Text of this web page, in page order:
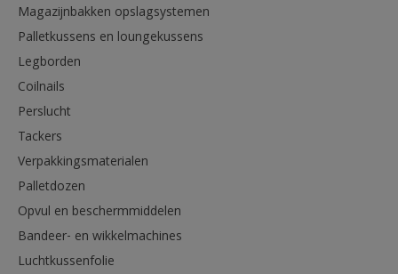
Magazijnbakken opslagsystemen
Palletkussens en loungekussens
Legborden
Coilnails
Perslucht
Tackers
Verpakkingsmaterialen
Palletdozen
Opvul en beschermmiddelen
Bandeer- en wikkelmachines
Luchtkussenfolie